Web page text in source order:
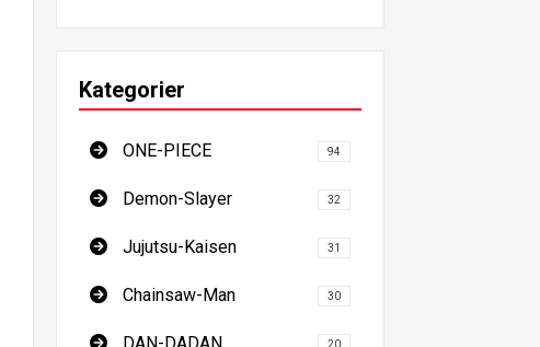
Kategorier
ONE-PIECE 94
Demon-Slayer 32
Jujutsu-Kaisen 31
Chainsaw-Man 30
20